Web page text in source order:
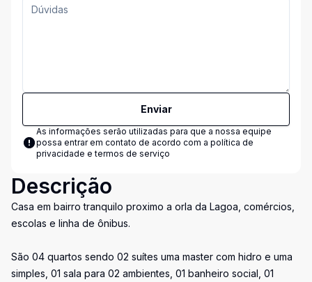
Enviar
As informações serão utilizadas para que a nossa equipe
possa entrar em contato de acordo com a política de
privacidade e termos de serviço
Descrição
Casa em bairro tranquilo proximo a orla da Lagoa, comércios,
escolas e linha de ônibus.
São 04 quartos sendo 02 suítes uma master com hidro e uma
simples, 01 sala para 02 ambientes, 01 banheiro social, 01